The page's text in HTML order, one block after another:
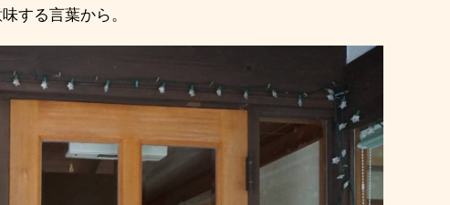
する言葉から。